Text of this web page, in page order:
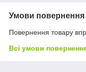
Умови повернення
Повернення товару
Всі умови